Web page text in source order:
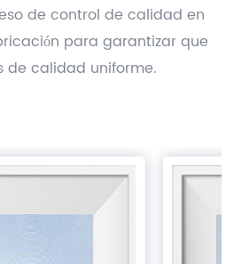
de control de calidad en
para garantizar que
de calidad uniforme.